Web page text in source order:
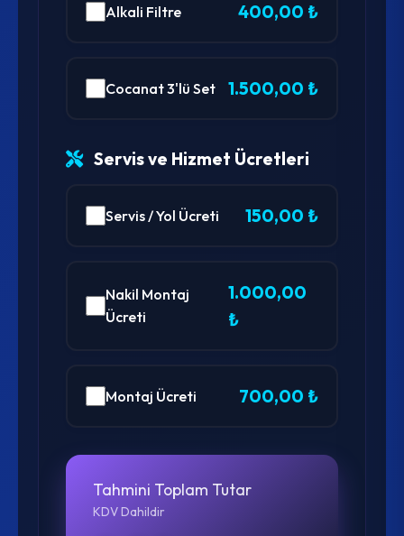
Alkali Filtre 400,00 ₺
Cocanat 3'lü Set 1.500,00 ₺
Servis ve Hizmet Ücretleri
Servis / Yol Ücreti 150,00 ₺
Nakil Montaj
Ücreti
1.000,00
₺
Montaj Ücreti 700,00 ₺
Tahmini Toplam Tutar
KDV Dahildir